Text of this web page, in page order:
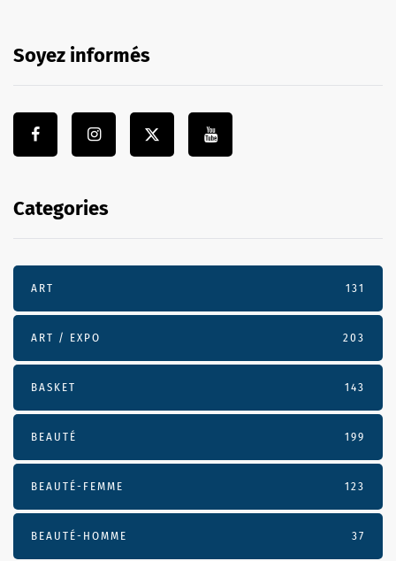
Soyez informés
Categories
ART 131
ART / EXPO 203
BASKET 143
BEAUTÉ 199
BEAUTÉ-FEMME 123
BEAUTÉ-HOMME 37